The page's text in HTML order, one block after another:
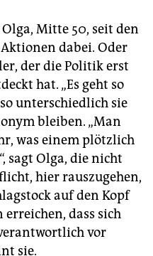
Mitte 50, seit den
dabei. Oder
der die Politik erst
hat. „Es geht so
unterschiedlich sie
bleiben. „Man
was einem plötzlich
sagt Olga, die nicht
hier rauszugehen,
auf den Kopf
erreichen, dass sich
vor
sie.